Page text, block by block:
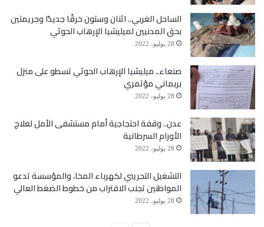
الساحل الغربي.. اثنان وستون خرقًا جديدًا وجريمتين
بحق المدنيين لميليشيا الإرهاب الحوثي
28 يوليو، 2022
صنعاء.. ميليشيا الإرهاب الحوثي تسطو على منزل
بربماني مؤتمري
28 يوليو، 2022
عدن.. وقفة احتجاجية أمام مستشفى الأمل لعلاج
الأورام السرطانية
28 يوليو، 2022
التشغيل التجريبي لكهرباء المخا، والمؤسسة تدعو
المواطنين تجنب الاقتراب من خطوط الضغط العالي
28 يوليو، 2022